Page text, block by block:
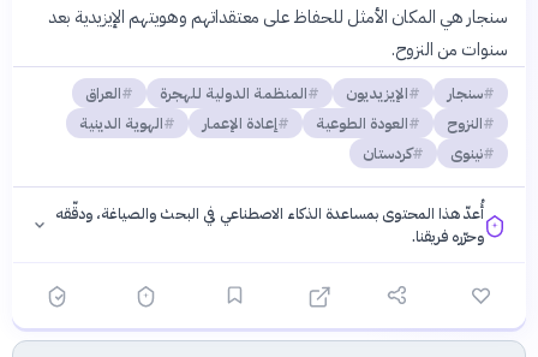
سنجار هي المكان الأمثل للحفاظ على معتقداتهم وهويتهم الإيزيدية بعد
سنوات من النزوح.
سنجار الإيزيديون المنظمة الدولية للهجرة
العراق
النزوح
العودة الطوعية إعادة الإعمار
الهوية الدينية
نينوى
كردستان
أُعدّ هذا المحتوى بمساعدة الذكاء الاصطناعي في البحث والصياغة، ودقّقه
وحرّره فريقنا.